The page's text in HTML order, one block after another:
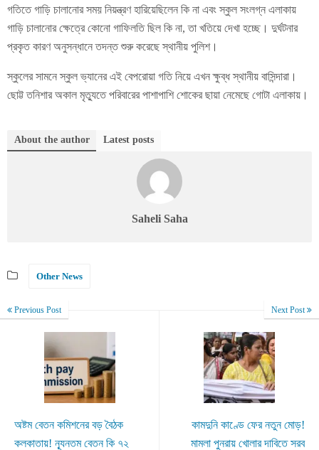
গতিতে গাড়ি চালানোর সময় নিয়ন্ত্রণ হারিয়েছিলেন কি না এবং স্কুল সংলগ্ন এলাকায়
গাড়ি চালানোর ক্ষেত্রে কোনো গাফিলতি ছিল কি না, তা খতিয়ে দেখা হচ্ছে। দুর্ঘটনার
প্রকৃত কারণ অনুসন্ধানে তদন্ত শুরু করেছে স্থানীয় পুলিশ।
স্কুলের সামনে স্কুল ভ্যানের এই বেপরোয়া গতি নিয়ে এখন ক্ষুব্ধ স্থানীয় বাসিন্দারা।
ছোট্ট তনিশার অকাল মৃত্যুতে পরিবারের পাশাপাশি শোকের ছায়া নেমেছে গোটা এলাকায়।
About the author Latest posts
Saheli Saha
Other News
Previous Post
অষ্টম বেতন কমিশনের বড় বৈঠক
কলকাতায়! ন্যূনতম বেতন কি ৭২
Next Post
কামদুনি কাণ্ডে ফের নতুন মোড়!
মামলা পুনরায় খোলার দাবিতে সরব